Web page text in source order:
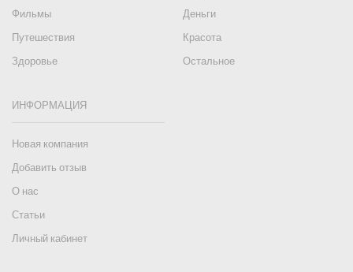
Фильмы
Деньги
Путешествия
Красота
Здоровье
Остальное
ИНФОРМАЦИЯ
Новая компания
Добавить отзыв
О нас
Статьи
Личный кабинет